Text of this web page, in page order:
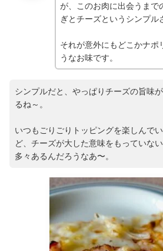
が、このお肉に出会うまで
ぎとチーズというシンプル
それが意外にもどこかナポ
うなお味です。
シンプルだと、やっぱりチーズの旨味
るね～。
いつもごりごりトッピングを楽しんで
ど、チーズが大した意味をもっていな
多々あるんだろうなあ〜。